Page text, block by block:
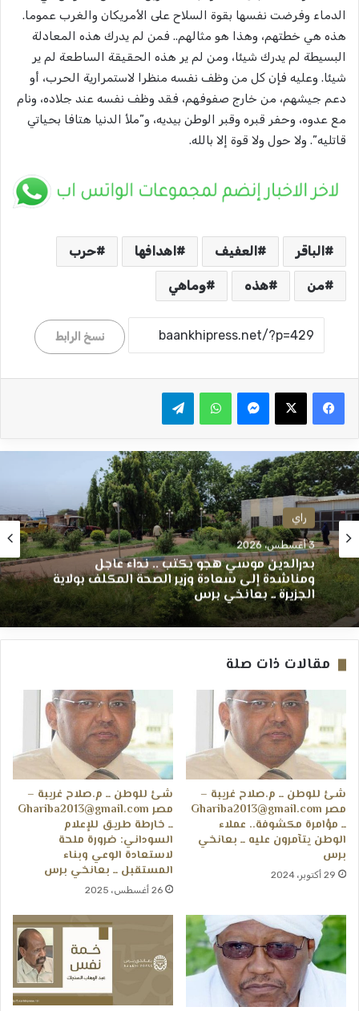
الدماء وفرضت نفسها بقوة السلاح على الأمريكان والغرب عموما.
هذه هي خطتهم، وهذا هو مثالهم.. فمن لم يدرك هذه المعادلة
البسيطة لم يدرك شيئا، ومن لم ير هذه الحقيقة الساطعة لم ير
شيئا. وعليه فإن كل من وظف نفسه منظرا لاستمرارية الحرب، أو
دعم جيشهم، من خارج صفوفهم، فقد وظف نفسه عند جلاده، ونام
مع عدوه، وحفر قبره وقبر الوطن بيديه، و”ملأ الدنيا هتافا بحياتي
قاتليه”. ولا حول ولا قوة إلا بالله.
الباقر العفيف اهدافها حرب
من هذه وماهي
نسخ الرابط
واتساب
راي
3 أغسطس، 2026
ومناشدة إلى سعادة وزير الصحة المكلف بولاية
الجزيرة ــ بعانخي برس
راي
3 أغسطس، 2026
(خمة نفس) ــ عبدالوهاب السنجك ــ ولاية الجزيرة
ما بين بيع الأراضي وضياع الاستثمارات ــ بعانخي
برس
مقالات ذات صلة
شئ للوطن ــ م.صلاح غريبة –
مصر Ghariba2013@gmail.com
ــ مؤامرة مكشوفة.. عملاء
الوطن يتآمرون عليه ــ بعانخي
برس
29 أكتوبر، 2024
شئ للوطن ــ م.صلاح غريبة –
مصر Ghariba2013@gmail.com
ــ خارطة طريق للإعلام
السوداني: ضرورة ملحة
لاستعادة الوعي وبناء
المستقبل ــ بعانخي برس
26 أغسطس، 2025